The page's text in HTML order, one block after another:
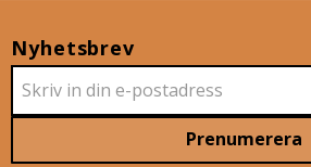
Nyhetsbrev
Prenumerera